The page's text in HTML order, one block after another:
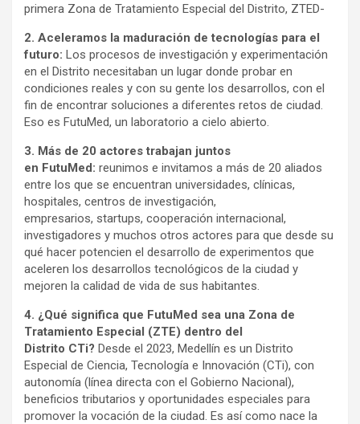
primera Zona de Tratamiento Especial del Distrito, ZTED-
2. Aceleramos la maduración de tecnologías para el
futuro: Los procesos de investigación y experimentación
en el Distrito necesitaban un lugar donde probar en
condiciones reales y con su gente los desarrollos, con el
fin de encontrar soluciones a diferentes retos de ciudad.
Eso es FutuMed, un laboratorio a cielo abierto.
3. Más de 20 actores trabajan juntos
en FutuMed: reunimos e invitamos a más de 20 aliados
entre los que se encuentran universidades, clínicas,
hospitales, centros de investigación,
empresarios, startups, cooperación internacional,
investigadores y muchos otros actores para que desde su
qué hacer potencien el desarrollo de experimentos que
aceleren los desarrollos tecnológicos de la ciudad y
mejoren la calidad de vida de sus habitantes.
4. ¿Qué significa que FutuMed sea una Zona de
Tratamiento Especial (ZTE) dentro del
Distrito CTi? Desde el 2023, Medellín es un Distrito
Especial de Ciencia, Tecnología e Innovación (CTi), con
autonomía (línea directa con el Gobierno Nacional),
beneficios tributarios y oportunidades especiales para
promover la vocación de la ciudad. Es así como nace la